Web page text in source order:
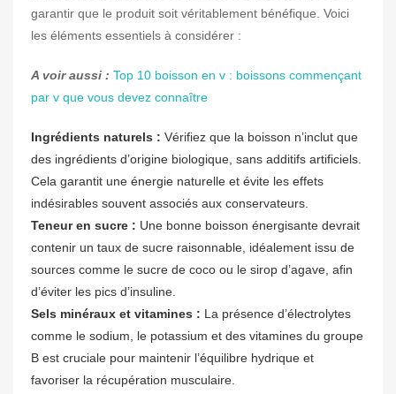
garantir que le produit soit véritablement bénéfique. Voici
les éléments essentiels à considérer :
A voir aussi : Top 10 boisson en v : boissons commençant
par v que vous devez connaître
Ingrédients naturels : Vérifiez que la boisson n’inclut que
des ingrédients d’origine biologique, sans additifs artificiels.
Cela garantit une énergie naturelle et évite les effets
indésirables souvent associés aux conservateurs.
Teneur en sucre : Une bonne boisson énergisante devrait
contenir un taux de sucre raisonnable, idéalement issu de
sources comme le sucre de coco ou le sirop d’agave, afin
d’éviter les pics d’insuline.
Sels minéraux et vitamines : La présence d’électrolytes
comme le sodium, le potassium et des vitamines du groupe
B est cruciale pour maintenir l’équilibre hydrique et
favoriser la récupération musculaire.